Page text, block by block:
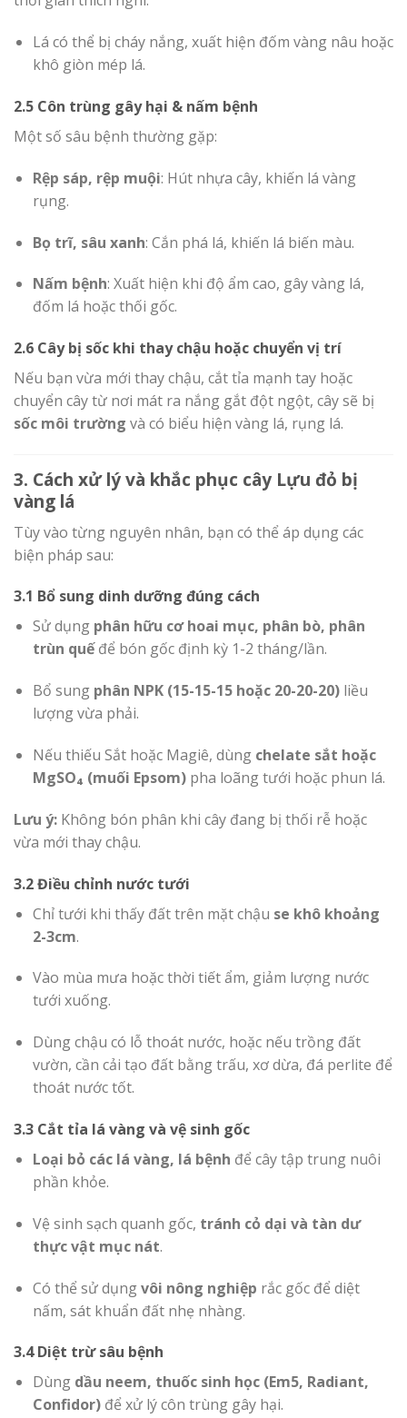
Lá có thể bị cháy nắng, xuất hiện đốm vàng nâu hoặc
khô giòn mép lá.
2.5 Côn trùng gây hại & nấm bệnh
Một số sâu bệnh thường gặp:
Rệp sáp, rệp muội: Hút nhựa cây, khiến lá vàng
rụng.
Bọ trĩ, sâu xanh: Cắn phá lá, khiến lá biến màu.
Nấm bệnh: Xuất hiện khi độ ẩm cao, gây vàng lá,
đốm lá hoặc thối gốc.
2.6 Cây bị sốc khi thay chậu hoặc chuyển vị trí
Nếu bạn vừa mới thay chậu, cắt tỉa mạnh tay hoặc
chuyển cây từ nơi mát ra nắng gắt đột ngột, cây sẽ bị
sốc môi trường và có biểu hiện vàng lá, rụng lá.
3. Cách xử lý và khắc phục cây Lựu đỏ bị
vàng lá
Tùy vào từng nguyên nhân, bạn có thể áp dụng các
biện pháp sau:
3.1 Bổ sung dinh dưỡng đúng cách
Sử dụng phân hữu cơ hoai mục, phân bò, phân
trùn quếđể bón gốc định kỳ 1-2 tháng/lần.
Bổ sung phân NPK (15-15-15 hoặc 20-20-20)liều
lượng vừa phải.
Nếu thiếu Sắt hoặc Magiê, dùng chelate sắt hoặc
MgSO₄ (muối Epsom)pha loãng tưới hoặc phun lá.
Lưu ý: Không bón phân khi cây đang bị thối rễ hoặc
vừa mới thay chậu.
3.2 Điều chỉnh nước tưới
Chỉ tưới khi thấy đất trên mặt chậu se khô khoảng
2-3cm.
Vào mùa mưa hoặc thời tiết ẩm, giảm lượng nước
tưới xuống.
Dùng chậu có lỗ thoát nước, hoặc nếu trồng đất
vườn, cần cải tạo đất bằng trấu, xơ dừa, đá perlite để
thoát nước tốt.
3.3 Cắt tỉa lá vàng và vệ sinh gốc
Loại bỏ các lá vàng, lá bệnh để cây tập trung nuôi
phần khỏe.
Vệ sinh sạch quanh gốc, tránh cỏ dại và tàn dư
thực vật mục nát.
Có thể sử dụngvôi nông nghiệp rắc gốc để diệt
nấm, sát khuẩn đất nhẹ nhàng.
3.4 Diệt trừ sâu bệnh
Dùng dầu neem, thuốc sinh học (Em5, Radiant,
Confidor)để xử lý côn trùng gây hại.